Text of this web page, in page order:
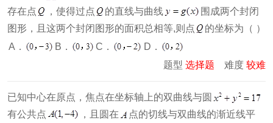
存在点
，使得过点 的直线与曲线
围成两个封闭
图形，且这两个封闭图形的面积总相等,则点
的坐标为（ ）
A．
B． C．
D．
题型 选择题 难度 较难
已知中心在原点，焦点在坐标轴上的双曲线与圆
有公共点
，且圆在
点的切线与双曲线的渐近线平